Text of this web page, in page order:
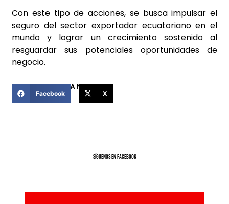
Con este tipo de acciones, se busca impulsar el
seguro del sector exportador ecuatoriano en el
mundo y lograr un crecimiento sostenido al
resguardar sus potenciales oportunidades de
negocio.
COMPARTIR ESTA NOTICIA
Facebook X
SíGUENOS EN FACEBOOK